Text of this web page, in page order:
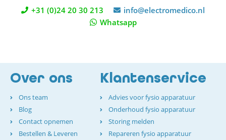
+31 (0)24 20 30 213
info@electromedico.nl
Whatsapp
Over ons
Ons team
Blog
Contact opnemen
Bestellen & Leveren
Klantenservice
Advies voor fysio apparatuur
Onderhoud fysio apparatuur
Storing melden
Repareren fysio apparatuur